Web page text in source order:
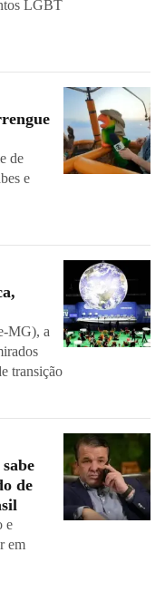
LGBT
de
e
MG), a
transição
de
e
em